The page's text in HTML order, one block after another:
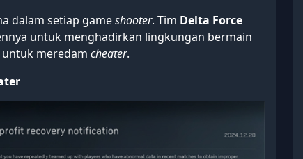
dalam setiap gameshooter. Tim Delta Force
untuk menghadirkan lingkungan bermain
meredam cheater.